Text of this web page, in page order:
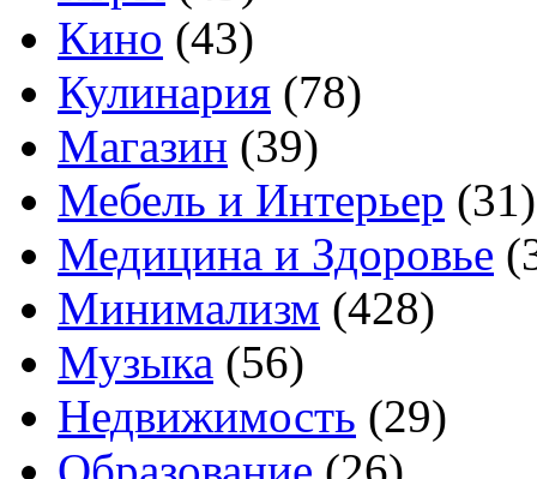
Кино (43)
Кулинария (78)
Магазин (39)
Мебель и Интерьер (31)
Медицина и Здоровье
Минимализм (428)
Музыка (56)
Недвижимость (29)